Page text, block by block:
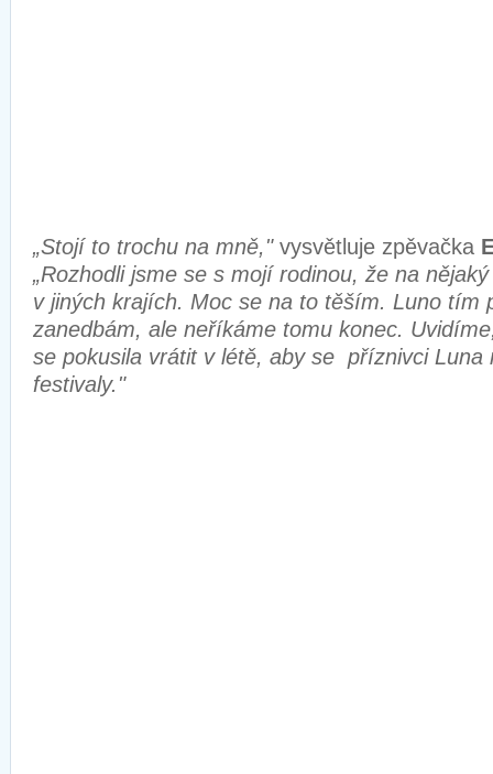
„Stojí to trochu na mně,"vysvětluje zpěvačka
„Rozhodli jsme se s mojí rodinou, že na
v jiných krajích. Moc se na to těším. Luno tím
zanedbám, ale neříkáme tomu konec.
se pokusila vrátit v létě, aby se příznivci Luna
festivaly."